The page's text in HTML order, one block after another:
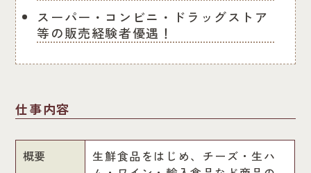
スーパー・コンビニ・ドラッグストア
等の販売経験者優遇！
仕事内容
概要
生鮮食品をはじめ、チーズ・生ハ